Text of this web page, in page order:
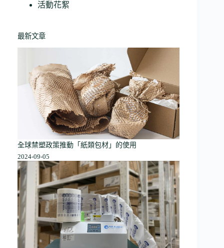
活動花絮
最新文章
全球禁塑政策推動「紙類包材」的使用
2024-09-05